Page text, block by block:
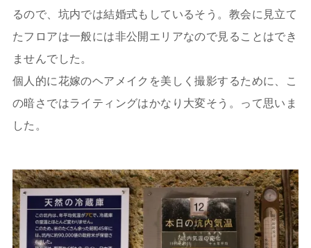
るので、坑内では結婚式もしているそう。教会に見立て
たフロアは一般には非公開エリアなので見ることはでき
ませんでした。
個人的に花嫁のヘアメイクを美しく撮影するために、こ
の暗さではライティングはかなり大変そう。って思いま
した。